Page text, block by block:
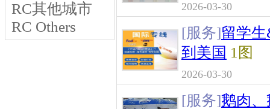
RC其他城市
RC Others
2026-03-30
[服务]留学
到美国 1图
2026-03-30
[服务]鹅肉